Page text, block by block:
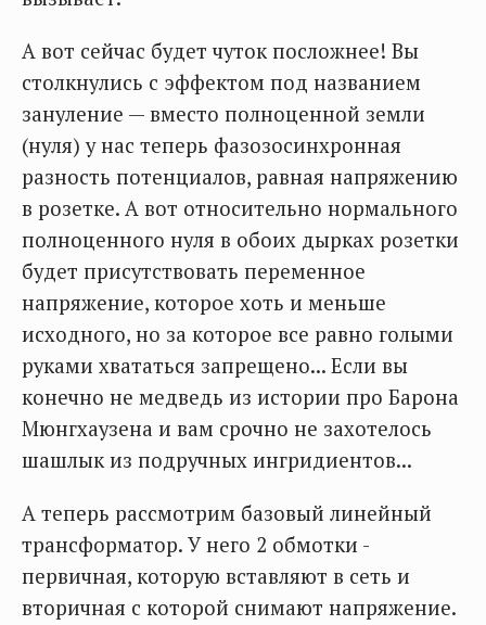
А вот сейчас будет чуток посложнее! Вы
столкнулись с эффектом под названием
зануление — вместо полноценной земли
(нуля) у нас теперь фазозосинхронная
разность потенциалов, равная напряжению
в розетке. А вот относительно нормального
полноценного нуля в обоих дырках розетки
будет присутствовать переменное
напряжение, которое хоть и меньше
исходного, но за которое все равно голыми
руками хвататься запрещено... Если вы
конечно не медведь из истории про Барона
Мюнгхаузена и вам срочно не захотелось
шашлык из подручных ингридиентов...
А теперь рассмотрим базовый линейный
трансформатор. У него 2 обмотки -
первичная, которую вставляют в сеть и
вторичная с которой снимают напряжение.